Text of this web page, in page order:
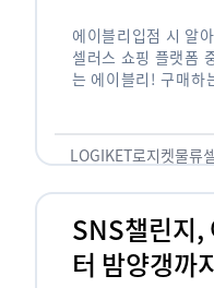
에이블리입점 시 알
셀러스 쇼핑 플랫폼
는 에이블리! 구매하
LOGIKET로지켓물류
SNS챌린지,
터 밤양갱까